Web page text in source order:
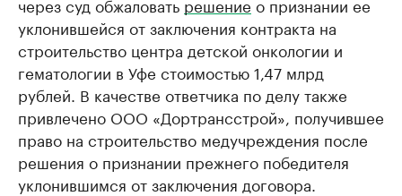
уклонившейся от заключения контракта на
строительство центра детской онкологии и
гематологии в Уфе стоимостью 1,47 млрд
рублей. В качестве ответчика по делу также
привлечено ООО «Дортрансстрой», получившее
право на строительство медучреждения после
решения о признании прежнего победителя
уклонившимся от заключения договора.